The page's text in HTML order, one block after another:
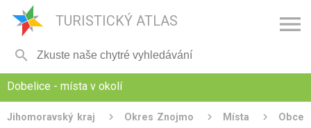
TURISTICKÝ ATLAS 

Dobelice - místa v okolí
Jihomoravský kraj Okres Znojmo Místa
Obce